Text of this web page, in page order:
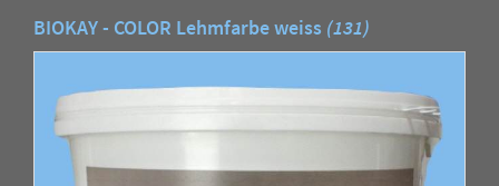
BIOKAY - COLOR Lehmfarbe weiss (131)